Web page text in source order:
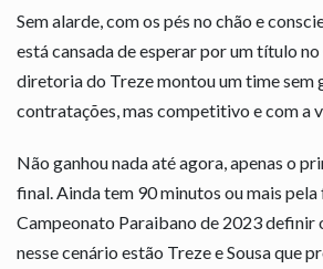
Sem alarde, com os pés no chão e
está cansada de esperar por um título
diretoria do Treze montou um time sem
contratações, mas competitivo e com a
Não ganhou nada até agora, apenas o
final. Ainda tem 90 minutos ou mais pela
Campeonato Paraibano de 2023 definir
nesse cenário estão Treze e Sousa que